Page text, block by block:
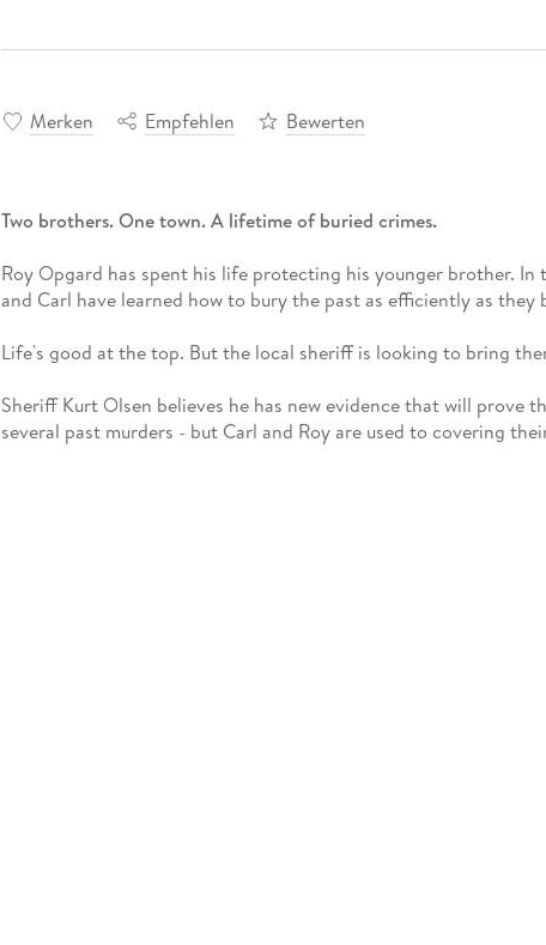
Merken Empfehlen Bewerten
Two brothers. One town. A lifetime of buried crimes.
Roy Opgard has spent his life protecting his younger brother. In
and Carl have learned how to bury the past as efficiently as they
Life's good at the top. But the local sheriff is looking to bring
Sheriff Kurt Olsen believes he has new evidence that will prove
several past murders - but Carl and Roy are used to covering